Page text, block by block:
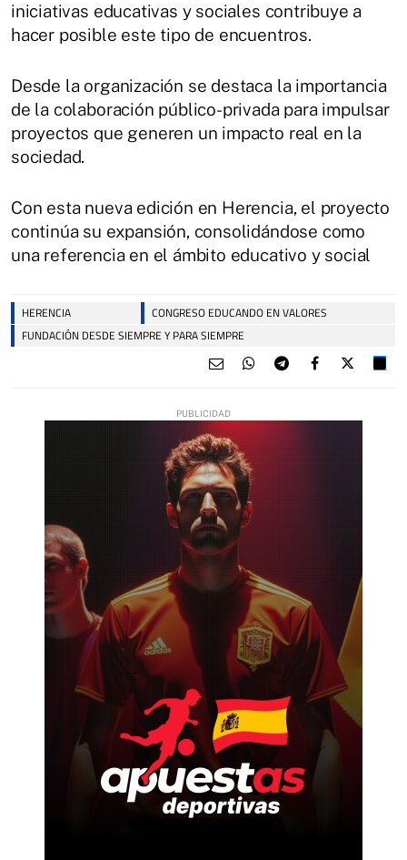
iniciativas educativas y sociales contribuye a
hacer posible este tipo de encuentros.
Desde la organización se destaca la importancia
de la colaboración público-privada para impulsar
proyectos que generen un impacto real en la
sociedad.
Con esta nueva edición en Herencia, el proyecto
continúa su expansión, consolidándose como
una referencia en el ámbito educativo y social
HERENCIA
CONGRESO EDUCANDO EN VALORES
FUNDACIÓN DESDE SIEMPRE Y PARA SIEMPRE